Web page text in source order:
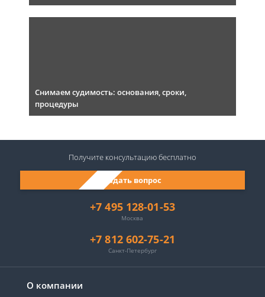
Снимаем судимость: основания, сроки,
процедуры
О компании
+7 495 128-01-53
Москва
+7 812 602-75-21
Санкт-Петербург
Задать вопрос
Получите консультациюбесплатно